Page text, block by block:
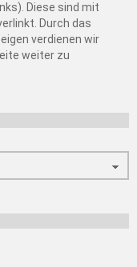
Diese sind mit
Durch das
verdienen wir
weiter zu